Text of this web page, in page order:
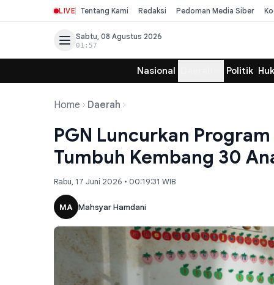
LIVE Tentang Kami Redaksi Pedoman Media Siber
Sabtu, 08 Agustus 2026
01:57
Nasional Politik
Home Daerah
PGN Luncurkan
Tumbuh Kembang 30
Rabu, 17 Juni 2026 • 00:19:31 WIB
MA Mahsyar Hamdani